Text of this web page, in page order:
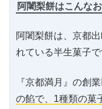
阿闍梨餅はこんな
阿闍梨餅は、京都
れている半生菓子で
『京都満月』の創
の餡で、1種類の菓